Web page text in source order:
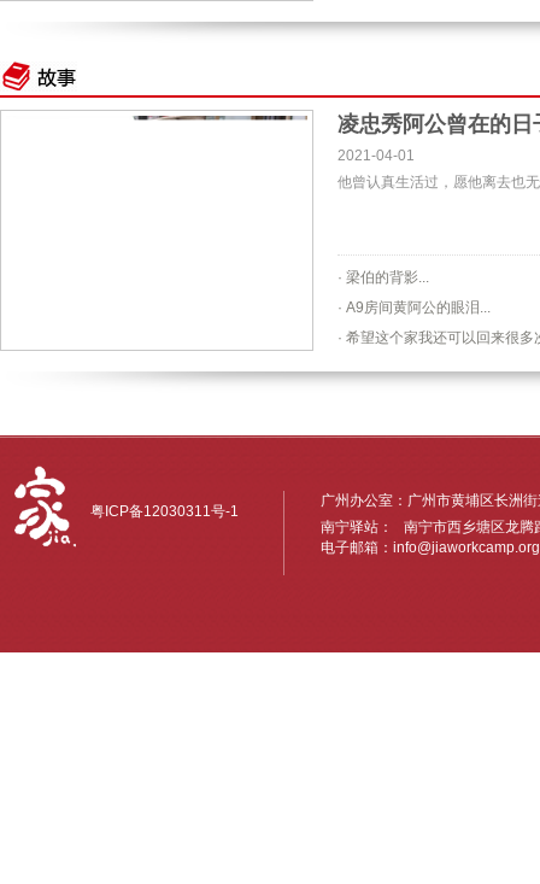
凌忠秀阿公曾在的日
2021-04-01
他曾认真生活过，愿他离去也
· 梁伯的背影...
· A9房间黄阿公的眼泪...
· 希望这个家我还可以回来很多
粤ICP备12030311号-1
广州办公室：广州市黄埔区长洲
南宁驿站： 南宁市西乡塘区龙
电子邮箱： info@jiaworkcamp.org